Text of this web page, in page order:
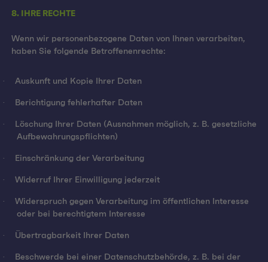
8. IHRE RECHTE
Wenn wir personenbezogene Daten von Ihnen verarbeiten,
haben Sie folgende Betroffenenrechte:
· Auskunft und Kopie Ihrer Daten
· Berichtigung fehlerhafter Daten
·
Löschung Ihrer Daten (Ausnahmen möglich, z. B. gesetzliche
Aufbewahrungspflichten)
· Einschränkung der Verarbeitung
· Widerruf Ihrer Einwilligung jederzeit
·
Widerspruch gegen Verarbeitung im öffentlichen Interesse
oder bei berechtigtem Interesse
· Übertragbarkeit Ihrer Daten
·
Beschwerde bei einer Datenschutzbehörde, z. B. bei der